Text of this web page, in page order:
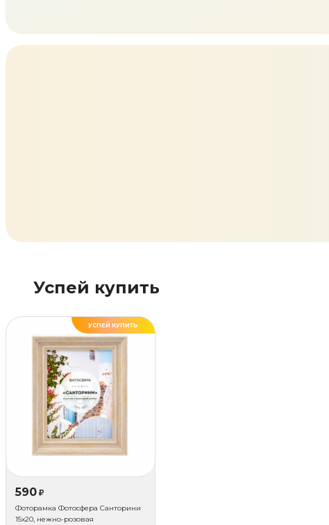
Успей купить
УСПЕЙ КУПИТЬ
ДЕЛАЕМ САМИ
590 ₽
Фоторамка Фотосфера Санторини
15x20, нежно-розовая